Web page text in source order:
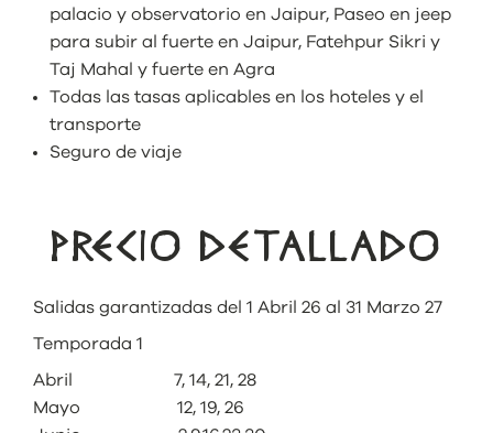
palacio y observatorio en Jaipur, Paseo en jeep
para subir al fuerte en Jaipur, Fatehpur Sikri y
Taj Mahal y fuerte en Agra
Todas las tasas aplicables en los hoteles y el
transporte
Seguro de viaje
PRECIO DETALLADO
Salidas garantizadas del 1 Abril 26 al 31 Marzo 27
Temporada 1
Abril 7, 14, 21, 28
Mayo 12, 19, 26